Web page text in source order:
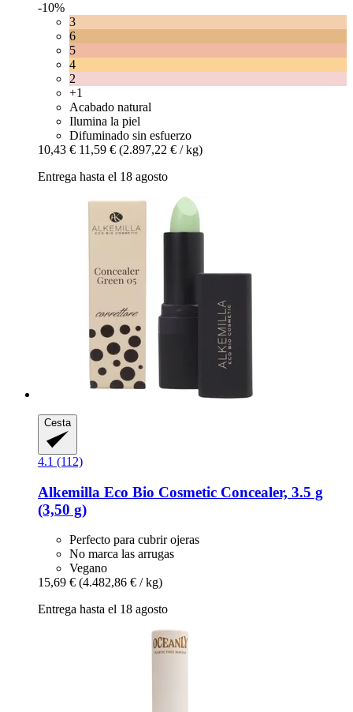
-10%
3
6
5
4
2
+1
Acabado natural
Ilumina la piel
Difuminado sin esfuerzo
10,43 € 11,59 € (2.897,22 € / kg)
Entrega hasta el 18 agosto
Cesta
4.1 (112)
Alkemilla Eco Bio Cosmetic Concealer, 3.5 g
(3,50 g)
Perfecto para cubrir ojeras
No marca las arrugas
Vegano
15,69 € (4.482,86 € / kg)
Entrega hasta el 18 agosto